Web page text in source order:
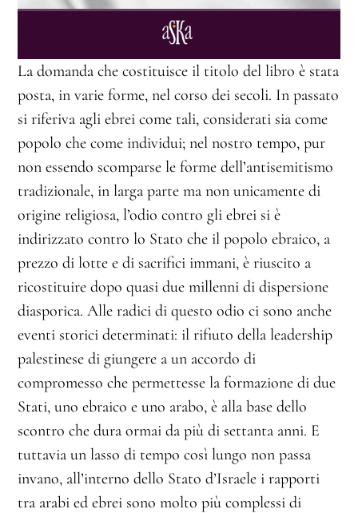
La domanda che costituisce il titolo del libro è stata
posta, in varie forme, nel corso dei secoli. In passato
si riferiva agli ebrei come tali, considerati sia come
popolo che come individui; nel nostro tempo, pur
non essendo scomparse le forme dell’antisemitismo
tradizionale, in larga parte ma non unicamente di
origine religiosa, l’odio contro gli ebrei si è
indirizzato contro lo Stato che il popolo ebraico, a
prezzo di lotte e di sacrifici immani, è riuscito a
ricostituire dopo quasi due millenni di dispersione
diasporica. Alle radici di questo odio ci sono anche
eventi storici determinati: il rifiuto della leadership
palestinese di giungere a un accordo di
compromesso che permettesse la formazione di due
Stati, uno ebraico e uno arabo, è alla base dello
scontro che dura ormai da più di settanta anni. E
tuttavia un lasso di tempo così lungo non passa
invano, all’interno dello Stato d’Israele i rapporti
tra arabi ed ebrei sono molto più complessi di